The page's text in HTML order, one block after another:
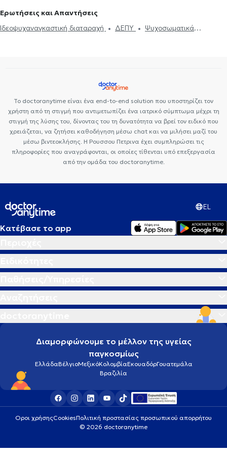
Ερωτήσεις και Απαντήσεις
Ιδεοψυχαναγκαστική διαταραχή
ΔΕΠΥ
Ψυχοσωματικά
Το doctoranytime είναι ένα end-to-end solution που υποστηρίζει τον
χρήστη από τη στιγμή που αντιμετωπίζει ένα ιατρικό σύμπτωμα μέχρι τη
στιγμή της λύσης του, δίνοντας του τη δυνατότητα να βρεί τον ειδικό που
χρειάζεται, να ζητήσει καθοδήγηση μέσω chat και να μιλήσει μαζί του
μέσω βιντεοκλήσης. Η Ρουσσου Πετρινα έχει συμπληρώσει τις
πληροφορίες που αναγράφονται, οι οποίες τίθενται υπό επεξεργασία
από την ομάδα του doctoranytime.
EL
Κατέβασε το app
Διαμορφώνουμε το μέλλον της υγείας
παγκοσμίως
ΕλλάδαΒέλγιοΜεξικόΚολομβίαΕκουαδόρΓουατεμάλα
Βραζιλία
Οροι χρήσηςCookiesΠολιτική προστασίας προσωπικού απορρήτου
© 2026 doctoranytime